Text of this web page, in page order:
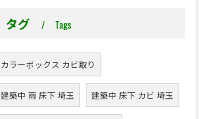
タグ Tags
カラーボックス カビ取り
建築中 雨 床下 埼玉 建築中 床下 カビ 埼玉